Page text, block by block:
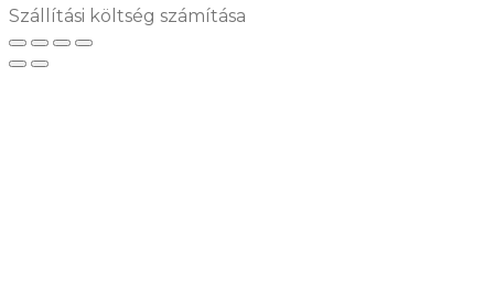
Szállítási költség számítása